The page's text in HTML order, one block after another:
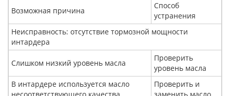
Возможная причина
Способ
устранения
Неисправность: отсутствие тормозной мощности
интардера
Слишком низкий уровень масла
Проверить
уровень масла
В интардере используется масло
Проверить и